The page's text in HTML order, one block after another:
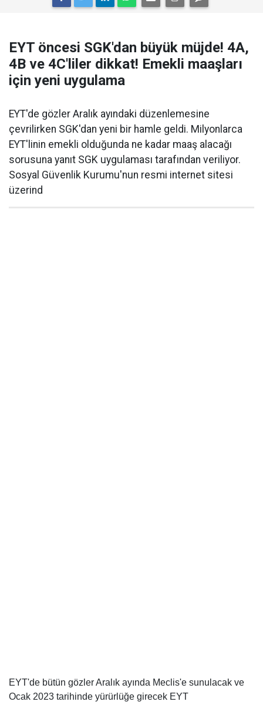
EYT öncesi SGK'dan büyük müjde! 4A,
4B ve 4C'liler dikkat! Emekli maaşları
için yeni uygulama
EYT'de gözler Aralık ayındaki düzenlemesine
çevrilirken SGK'dan yeni bir hamle geldi. Milyonlarca
EYT'linin emekli olduğunda ne kadar maaş alacağı
sorusuna yanıt SGK uygulaması tarafından veriliyor.
Sosyal Güvenlik Kurumu'nun resmi internet sitesi
üzerind
EYT'de bütün gözler Aralık ayında Meclis'e sunulacak ve
Ocak 2023 tarihinde yürürlüğe girecek EYT